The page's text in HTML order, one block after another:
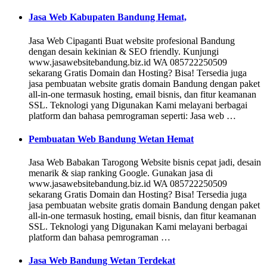
Jasa Web Kabupaten Bandung Hemat,
Jasa Web Cipaganti Buat website profesional Bandung
dengan desain kekinian & SEO friendly. Kunjungi
www.jasawebsitebandung.biz.id WA 085722250509
sekarang Gratis Domain dan Hosting? Bisa! Tersedia juga
jasa pembuatan website gratis domain Bandung dengan paket
all-in-one termasuk hosting, email bisnis, dan fitur keamanan
SSL. Teknologi yang Digunakan Kami melayani berbagai
platform dan bahasa pemrograman seperti: Jasa web …
Pembuatan Web Bandung Wetan Hemat
Jasa Web Babakan Tarogong Website bisnis cepat jadi, desain
menarik & siap ranking Google. Gunakan jasa di
www.jasawebsitebandung.biz.id WA 085722250509
sekarang Gratis Domain dan Hosting? Bisa! Tersedia juga
jasa pembuatan website gratis domain Bandung dengan paket
all-in-one termasuk hosting, email bisnis, dan fitur keamanan
SSL. Teknologi yang Digunakan Kami melayani berbagai
platform dan bahasa pemrograman …
Jasa Web Bandung Wetan Terdekat